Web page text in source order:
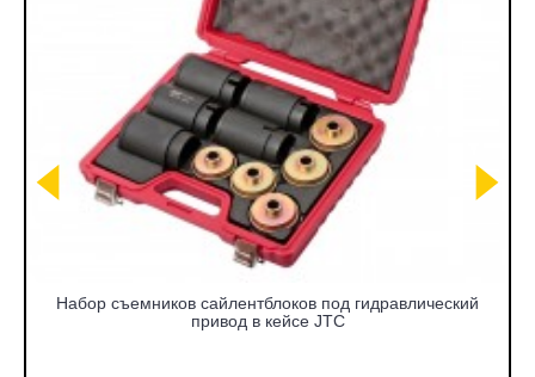
Набор съемников сайлентблоков под гидравлический
привод в кейсе JTC